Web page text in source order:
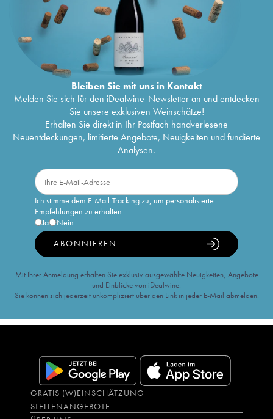
Bleiben Sie mit uns in Kontakt
Melden Sie sich für den iDealwine-Newsletter an und entdecken
Sie unsere exklusiven Weinschätze!
Erhalten Sie direkt in Ihr Postfach handverlesene
Neuentdeckungen, limitierte Angebote, Neuigkeiten und fundierte
Analysen.
Ich stimme dem E-Mail-Tracking zu, um personalisierte
Empfehlungen zu erhalten
Ja
Nein
ABONNIEREN
Mit Ihrer Anmeldung erhalten Sie exklusiv ausgewählte Neuigkeiten, Angebote
und Einblicke von iDealwine.
Sie können sich jederzeit unkompliziert über den Link in jeder E-Mail abmelden.
GRATIS (W)EINSCHÄTZUNG
STELLENANGEBOTE